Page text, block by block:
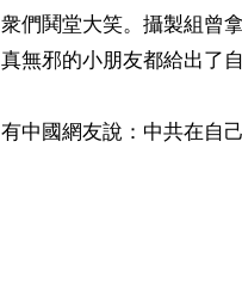
衆們鬨堂大笑。攝製組曾
真無邪的小朋友都給出了